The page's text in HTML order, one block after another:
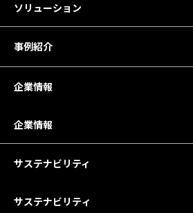
ソリューション
事例紹介
企業情報
企業情報
サステナビリティ
サステナビリティ